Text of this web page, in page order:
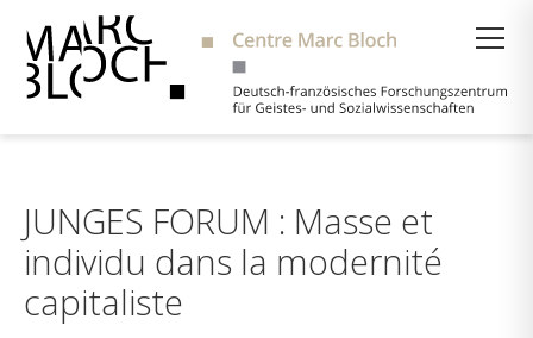
JUNGES FORUM : Masse et
individu dans la modernité
capitaliste